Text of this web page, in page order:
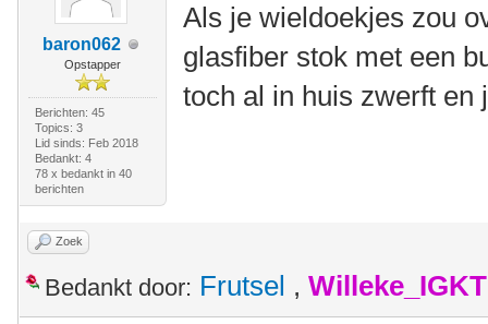
baron062
Opstapper
Berichten: 45
Topics: 3
Lid sinds: Feb 2018
Bedankt: 4
78 x bedankt in 40
berichten
Als je wieldoekjes zou
glasfiber stok met een
toch al in huis zwerft en
Zoek
Bedankt door: Frutsel , Willeke_IGKT